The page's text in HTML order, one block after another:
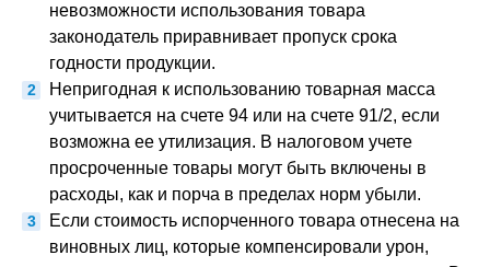
невозможности использования товара
законодатель приравнивает пропуск срока
годности продукции.
Непригодная к использованию товарная масса
учитывается на счете 94 или на счете 91/2, если
возможна ее утилизация. В налоговом учете
просроченные товары могут быть включены в
расходы, как и порча в пределах норм убыли.
Если стоимость испорченного товара отнесена на
виновных лиц, которые компенсировали урон,